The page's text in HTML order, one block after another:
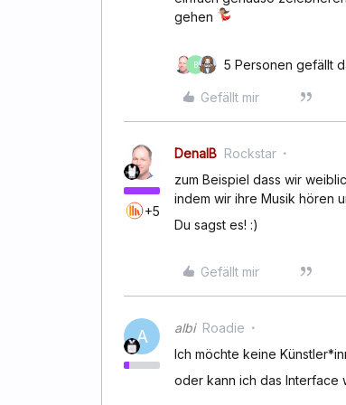
gehen
B 5 Personen gefällt
Gefällt mir
+5
DenalB Rockstar
zum Beispiel dass wir
indem wir ihre Musik hören
Du sagst es! :)
Gefällt mir
A albi Roadie
Ich möchte keine
oder kann ich das Interface